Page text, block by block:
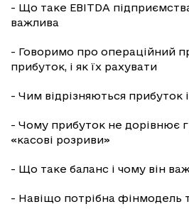
- Що таке EBITDA
важлива
- Говоримо про операційний
прибуток, і як їх рахувати
- Чим відрізняються прибуток
- Чому прибуток не дорівнює
«касові розриви»
- Що таке баланс і чому він
- Навіщо потрібна фінмодель та